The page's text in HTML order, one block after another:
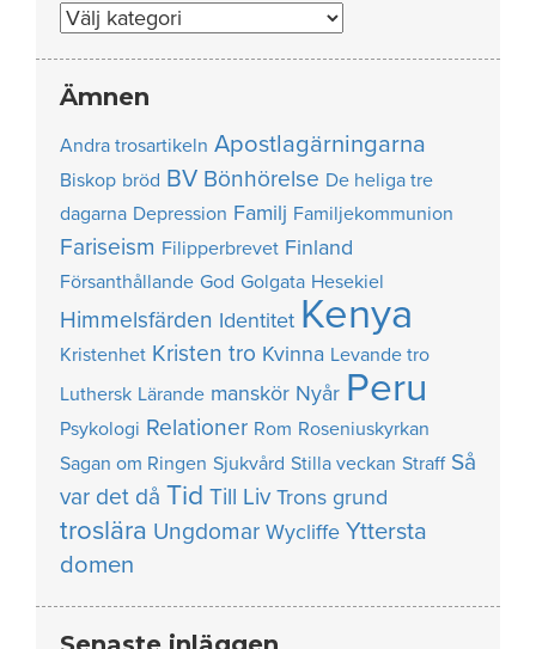
Nummer
Ämnen
Andra trosartikeln Apostlagärningarna
Biskop bröd BV Bönhörelse De heliga tre
dagarna Depression Familj Familjekommunion
Fariseism Filipperbrevet Finland
Försanthållande God Golgata Hesekiel
Himmelsfärden Identitet Kenya
Kristenhet Kristen tro Kvinna Levande tro
Luthersk Lärande manskör Nyår Peru
Psykologi Relationer Rom Roseniuskyrkan
Sagan om Ringen Sjukvård Stilla veckan Straff Så
var det då Tid Till Liv Trons grund
troslära Ungdomar Wycliffe Yttersta
domen